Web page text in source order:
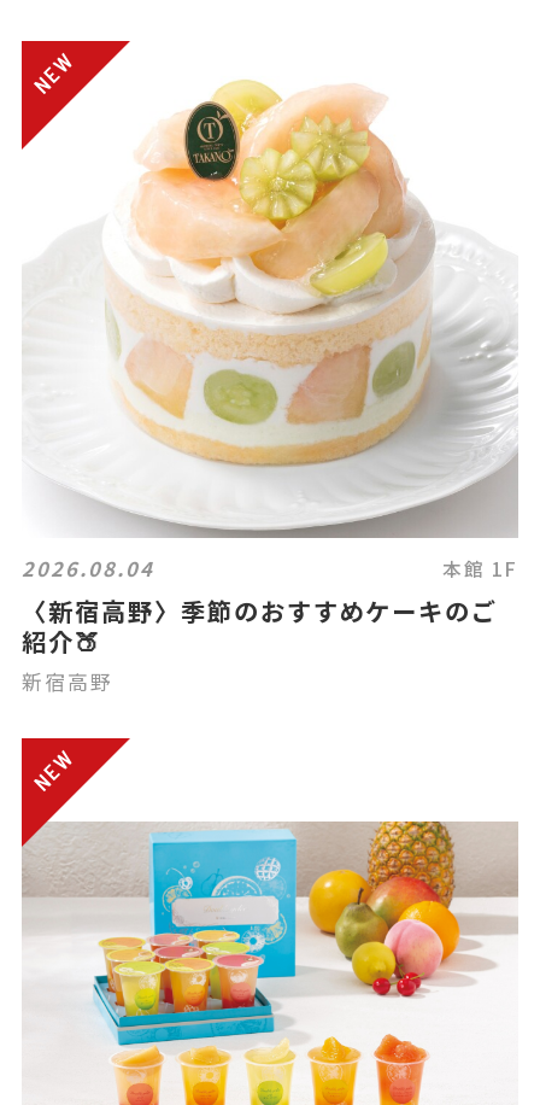
2026.08.04 本館 1F
〈新宿高野〉季節のおすすめケーキのご
紹介🍑
新宿高野